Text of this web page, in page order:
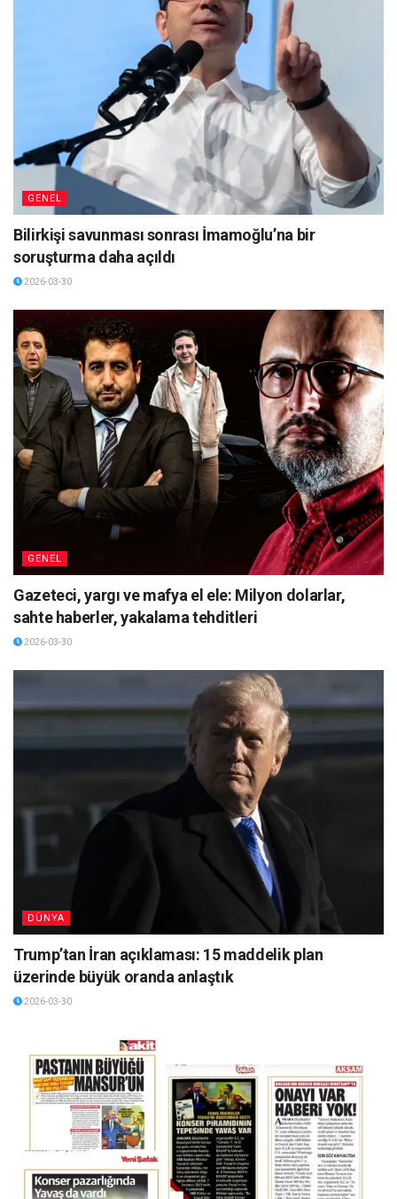
GENEL
Bilirkişi savunması sonrası İmamoğlu’na bir
soruşturma daha açıldı
2026-03-30
GENEL
Gazeteci, yargı ve mafya el ele: Milyon dolarlar,
sahte haberler, yakalama tehditleri
2026-03-30
DÜNYA
Trump’tan İran açıklaması: 15 maddelik plan
üzerinde büyük oranda anlaştık
2026-03-30